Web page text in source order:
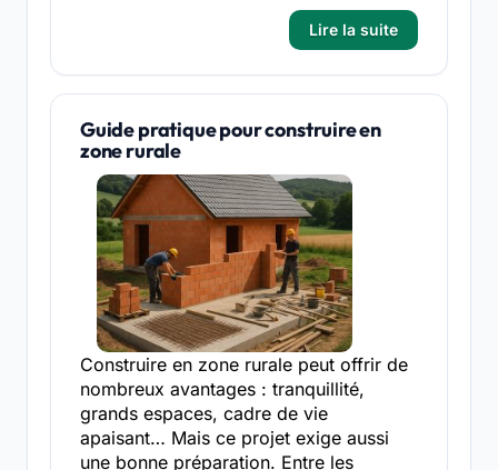
Lire la suite
Guide pratique pour construire en
zone rurale
Construire en zone rurale peut offrir de
nombreux avantages : tranquillité,
grands espaces, cadre de vie
apaisant… Mais ce projet exige aussi
une bonne préparation. Entre les